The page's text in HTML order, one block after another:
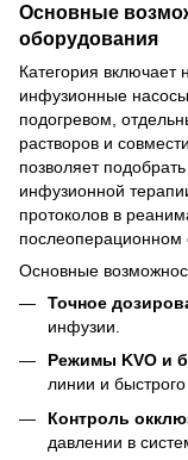
Основные
оборудования
Категория включает
инфузионные
подогревом,
растворов и
позволяет
инфузионной
протоколов в
послеоперационном
Основные
Точное
инфузии.
Режимы KVO и
линии и
Контроль
давлении в